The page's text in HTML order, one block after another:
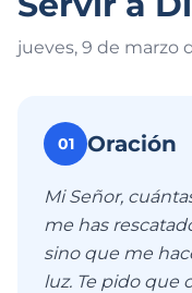
jueves, 9 de marzo
01 Oración
Mi Señor,
me has
sino que me
luz. Te pido que